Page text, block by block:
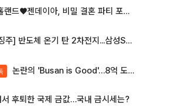
톰 홀랜드♥젠데이아, 비밀 결혼 파티 포착⋯호텔 대관비만 9억
[특징주] 반도체 온기 탄 2차전지...삼성SDI, 장 초반 7% 넘게 껑충
논란의 'Busan is Good'…8억 도시브랜드, 용산 대통령실 CI 업체가 수행
서 후퇴한 국제 금값…국내 금시세는?